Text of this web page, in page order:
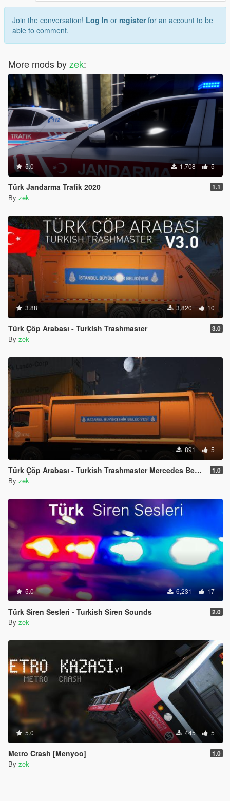
Join the conversation! Log In or registerfor an account to be
able to comment.
More mods byzek:
5.0 1,708 5
Türk Jandarma Trafik 2020 1.1
By zek
3.88 3,820 10
Türk Çöp Arabası - Turkish Trashmaster 3.0
By zek
891 5
Türk Çöp Arabası - Turkish Trashmaster Mercedes Benz Actros 1.0
By zek
5.0 6,231 17
Türk Siren Sesleri - Turkish Siren Sounds 2.0
By zek
5.0 445 5
Metro Crash [Menyoo] 1.0
By zek